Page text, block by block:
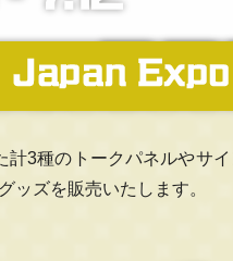
3種のトークパネルやサ
ッズを販売いたします。